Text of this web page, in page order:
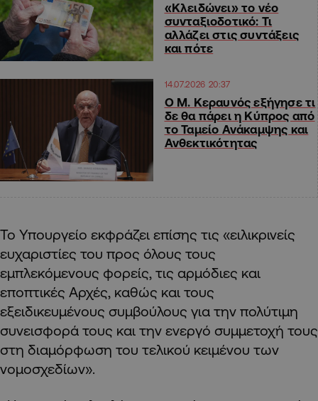
«Κλειδώνει» το νέο
συνταξιοδοτικό: Τι
αλλάζει στις συντάξεις
και πότε
14.07.2026 20:37
Ο Μ. Κεραυνός εξήγησε τι
δε θα πάρει η Κύπρος από
το Ταμείο Ανάκαμψης και
Ανθεκτικότητας
Το Υπουργείο εκφράζει επίσης τις «ειλικρινείς
ευχαριστίες του προς όλους τους
εμπλεκόμενους φορείς, τις αρμόδιες και
εποπτικές Αρχές, καθώς και τους
εξειδικευμένους συμβούλους για την πολύτιμη
συνεισφορά τους και την ενεργό συμμετοχή τους
στη διαμόρφωση του τελικού κειμένου των
νομοσχεδίων».